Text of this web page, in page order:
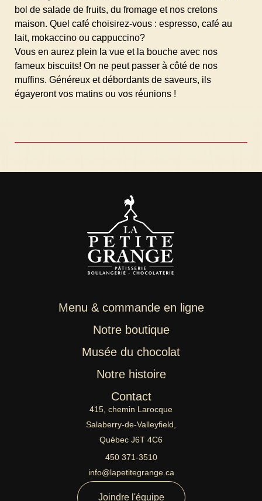
bol de salade de fruits, du fromage et nos cretons
maison. Quel café choisirez-vous : espresso, café au
lait, mokaccino ou cappuccino?
Vous en aurez plein la vue et la bouche avec nos
fameux biscuits! On ne peut passer à côté de nos
muffins. Généreux et débordants de saveurs, ils
égayeront vos matins ou vos réunions !
Menu & commande en ligne
Notre boutique
Musée du chocolat
Notre histoire
Contact
415, chemin Larocque
Salaberry-de-Valleyfield,
Québec J6T 4C6
450 371-3510
info@lapetitegrange.ca
Joindre l'équipe